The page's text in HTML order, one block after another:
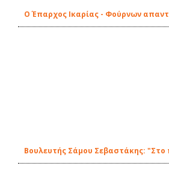
O Έπαρχος Ικαρίας - Φούρνων
Βουλευτής Σάμου Σεβαστάκης: